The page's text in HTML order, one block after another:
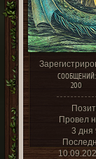
СООБЩЕНИЙ:
200
Провел
3 дня